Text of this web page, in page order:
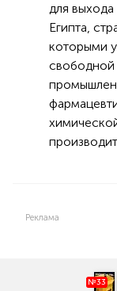
для
Египта,
которыми
свободной
Реклама
№33